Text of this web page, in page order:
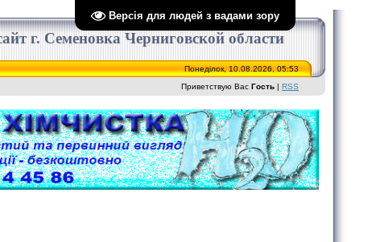
Версія для людей з вадами зору
г. Семеновка Черниговской области
Понеділок, 10.08.2026, 05:53
Приветствую Вас Гость | RSS